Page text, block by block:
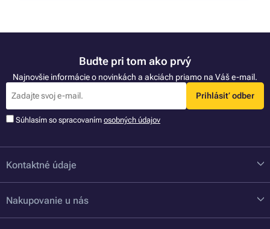
Buďte pri tom ako prvý
Najnovšie informácie o novinkách a akciách priamo na Váš e-mail.
Prihlásiť odber
Súhlasím so spracovaním osobných údajov
Kontaktné údaje
Nakupovanie u nás